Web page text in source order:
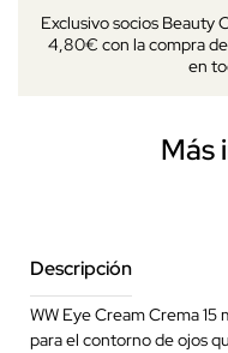
Exclusivo socios Beauty
4,80€ con la compra
en
Más
Descripción
WW Eye Cream Crema
para el contorno de ojos